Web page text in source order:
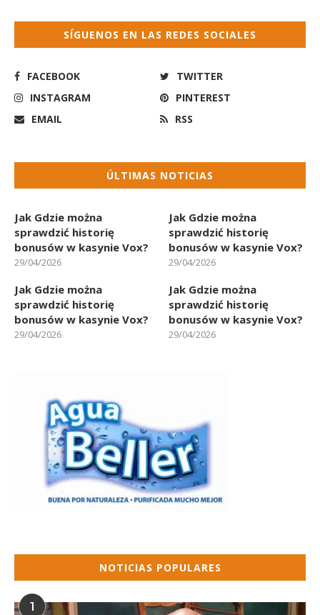
SÍGUENOS EN LAS REDES SOCIALES
FACEBOOK
TWITTER
INSTAGRAM
PINTEREST
EMAIL
RSS
ÚLTIMAS NOTICIAS
Jak Gdzie można
sprawdzić historię
bonusów w kasynie Vox?
29/04/2026
Jak Gdzie można
sprawdzić historię
bonusów w kasynie Vox?
29/04/2026
Jak Gdzie można
sprawdzić historię
bonusów w kasynie Vox?
29/04/2026
Jak Gdzie można
sprawdzić historię
bonusów w kasynie Vox?
29/04/2026
NOTICIAS POPULARES
1